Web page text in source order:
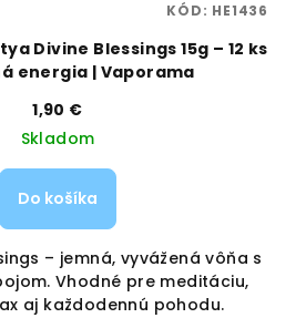
Divine Blessings 15g – 12 ks
energia | Vaporama
1,90 €
Skladom
Do košíka
– jemná, vyvážená vôňa s
Vhodné pre meditáciu,
aj každodennú pohodu.
KÓD: HE1436